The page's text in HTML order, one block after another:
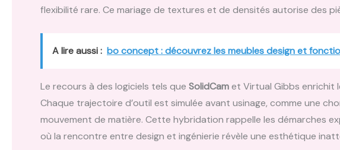
flexibilité rare. Ce mariage de textures et de densités autorise des
A lire aussi : bo concept : découvrez les meubles design et
Le recours à des logiciels tels que SolidCamet Virtual Gibbs enrichit
Chaque trajectoire d’outil est simulée avant usinage, comme une
mouvement de matière. Cette hybridation rappelle les démarches
où la rencontre entre design et ingénierie révèle une esthétique